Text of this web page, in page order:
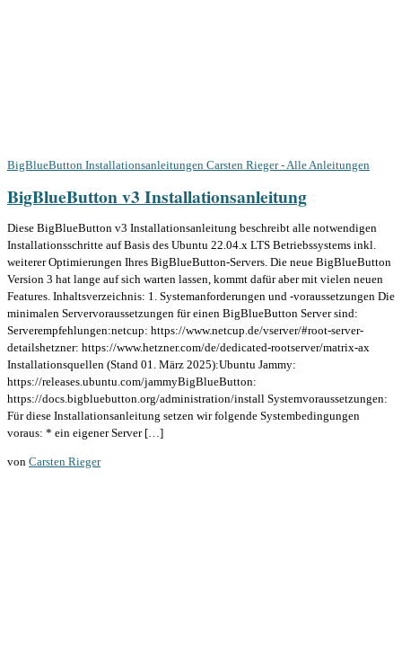
BigBlueButton Installationsanleitungen Carsten Rieger - Alle Anleitungen
BigBlueButton v3 Installationsanleitung
Diese BigBlueButton v3 Installationsanleitung beschreibt alle notwendigen
Installationsschritte auf Basis des Ubuntu 22.04.x LTS Betriebssystems inkl.
weiterer Optimierungen Ihres BigBlueButton-Servers. Die neue BigBlueButton
Version 3 hat lange auf sich warten lassen, kommt dafür aber mit vielen neuen
Features. Inhaltsverzeichnis: 1. Systemanforderungen und -voraussetzungen Die
minimalen Servervoraussetzungen für einen BigBlueButton Server sind:
Serverempfehlungen:netcup: https://www.netcup.de/vserver/#root-server-
detailshetzner: https://www.hetzner.com/de/dedicated-rootserver/matrix-ax
Installationsquellen (Stand 01. März 2025):Ubuntu Jammy:
https://releases.ubuntu.com/jammyBigBlueButton:
https://docs.bigbluebutton.org/administration/install Systemvoraussetzungen:
Für diese Installationsanleitung setzen wir folgende Systembedingungen
voraus: * ein eigener Server […]
von Carsten Rieger